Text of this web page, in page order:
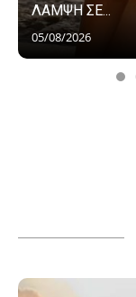
ΛΑΜΨΗ ΣΕ...
05/08/2026